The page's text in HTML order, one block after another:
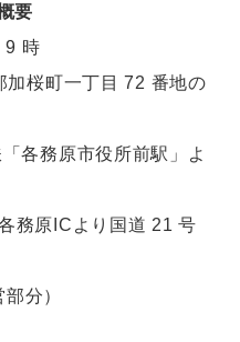
要
9 時
加桜町一丁目 72 番地の
各務原市役所前駅」よ
務原ICより国道 21 号
分）